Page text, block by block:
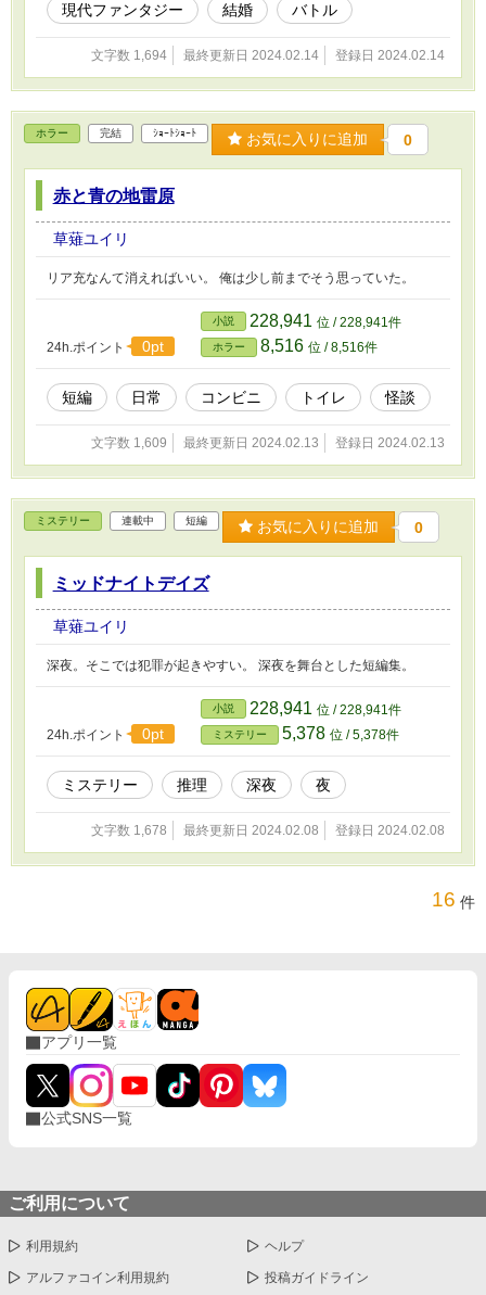
現代ファンタジー
結婚 バトル
文字数 1,694 最終更新日 2024.02.14 登録日 2024.02.14
ホラー 完結 ｼｮｰﾄｼｮｰﾄ お気に入りに追加 0
赤と青の地雷原
草薙ユイリ
リア充なんて消えればいい。 俺は少し前までそう思っていた。
24h.ポイント 0pt
小説 228,941 位 / 228,941件
ホラー 8,516 位 / 8,516件
短編 日常 コンビニ トイレ 怪談
文字数 1,609 最終更新日 2024.02.13 登録日 2024.02.13
ミステリー 連載中 短編 お気に入りに追加 0
ミッドナイトデイズ
草薙ユイリ
深夜。そこでは犯罪が起きやすい。 深夜を舞台とした短編集。
24h.ポイント 0pt
小説 228,941 位 / 228,941件
ミステリー 5,378 位 / 5,378件
ミステリー 推理 深夜 夜
文字数 1,678 最終更新日 2024.02.08 登録日 2024.02.08
16 件
アプリ一覧
公式SNS一覧
ご利用について
利用規約 ヘルプ
アルファコイン利用規約 投稿ガイドライン